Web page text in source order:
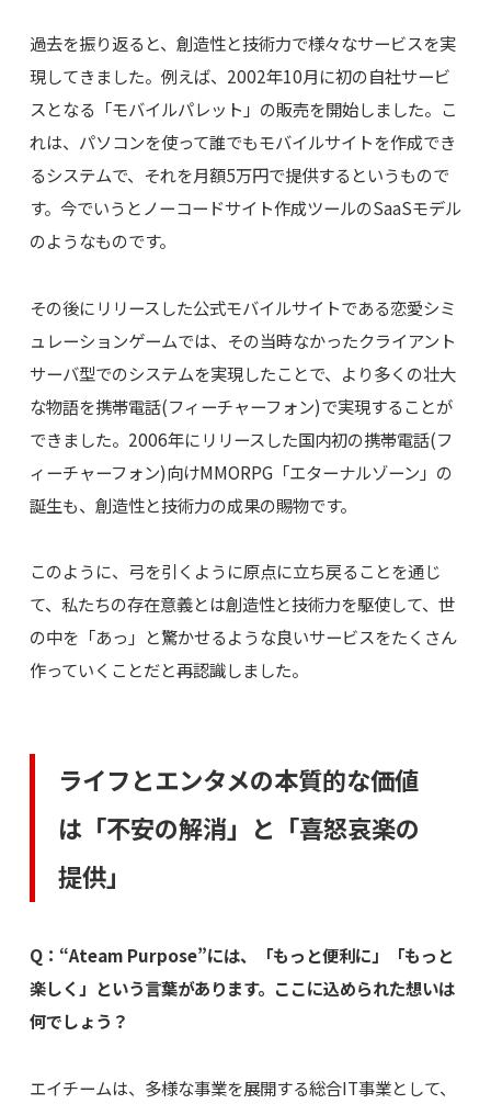
過去を振り返ると、創造性と技術力で様々なサービスを実
現してきました。例えば、2002年10月に初の自社サービ
スとなる「モバイルパレット」の販売を開始しました。こ
れは、パソコンを使って誰でもモバイルサイトを作成でき
るシステムで、それを月額5万円で提供するというもので
す。今でいうとノーコードサイト作成ツールのSaaSモデル
のようなものです。
その後にリリースした公式モバイルサイトである恋愛シミ
ュレーションゲームでは、その当時なかったクライアント
サーバ型でのシステムを実現したことで、より多くの壮大
な物語を携帯電話(フィーチャーフォン)で実現することが
できました。2006年にリリースした国内初の携帯電話(フ
ィーチャーフォン)向けMMORPG「エターナルゾーン」の
誕生も、創造性と技術力の成果の賜物です。
このように、弓を引くように原点に立ち戻ることを通じ
て、私たちの存在意義とは創造性と技術力を駆使して、世
の中を「あっ」と驚かせるような良いサービスをたくさん
作っていくことだと再認識しました。
ライフとエンタメの本質的な価値
は「不安の解消」と「喜怒哀楽の
提供」
Q：“Ateam Purpose”には、「もっと便利に」「もっと
楽しく」という言葉があります。ここに込められた想いは
何でしょう？
エイチームは、多様な事業を展開する総合IT事業として、